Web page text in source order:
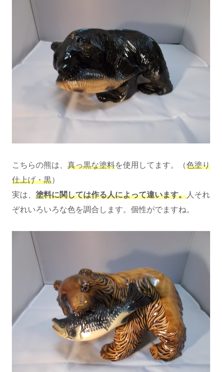
こちらの熊は、 真っ黒な塗料を使用してます。（色塗り
仕上げ・黒）
実は、 塗料に関しては作る人によって違います。 人それ
ぞれいろいろな色を調合します。個性がでますね。